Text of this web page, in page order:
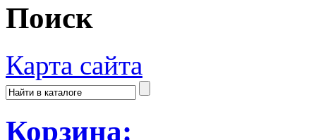
Поиск
Карта сайта
Корзина: